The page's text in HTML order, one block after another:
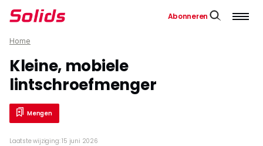
Abonneren
Home
Kleine, mobiele
lintschroefmenger
Mengen
Laatste wijziging: 15 juni 2026